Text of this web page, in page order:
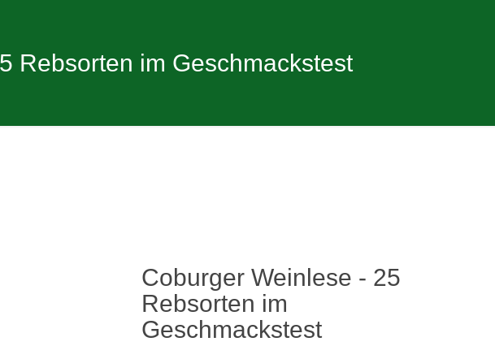
Rebsorten im Geschmackstest
Coburger Weinlese - 25
Rebsorten im
Geschmackstest